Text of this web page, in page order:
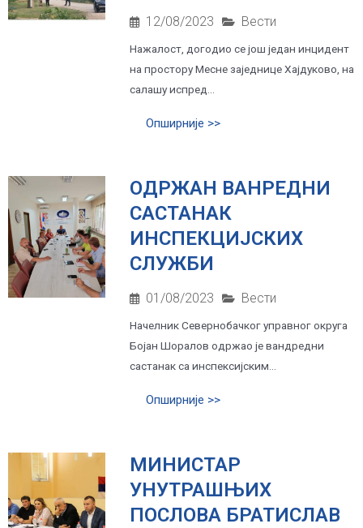
12/08/2023 Вести
Нажалост, догодио се још један инцидент
на простору Месне заједнице Хајдуково, на
салашу испред...
Опширније >>
ОДРЖАН ВАНРЕДНИ
САСТАНАК
ИНСПЕКЦИЈСКИХ
СЛУЖБИ
01/08/2023 Вести
Начелник Севернобачког управног округа
Бојан Шоралов одржао је вандредни
састанак са инспексијским...
Опширније >>
МИНИСТАР
УНУТРАШЊИХ
ПОСЛОВА БРАТИСЛАВ